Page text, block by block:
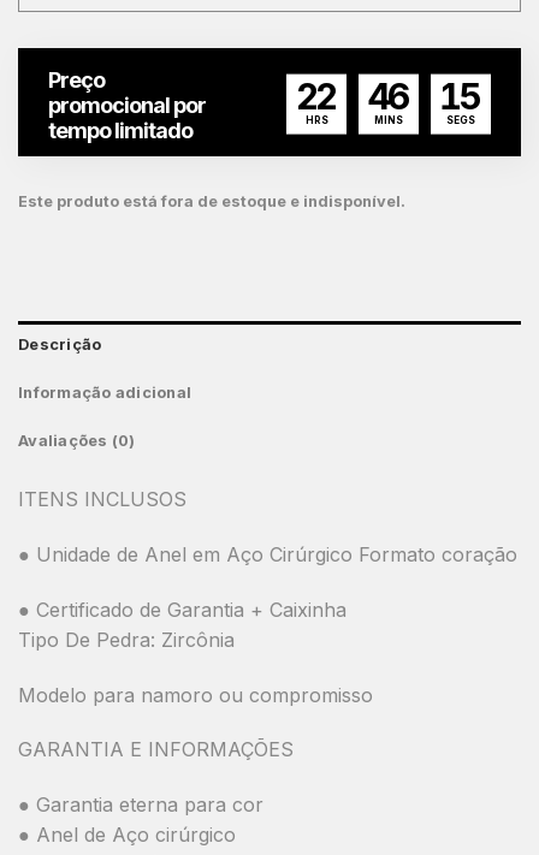
Preço
promocional por
tempo limitado
22
HRS
46
MINS
14
SEGS
Este produto está fora de estoque e indisponível.
Descrição
Informação adicional
Avaliações (0)
ITENS INCLUSOS
● Unidade de Anel em Aço Cirúrgico Formato coração
● Certificado de Garantia + Caixinha
Tipo De Pedra: Zircônia
Modelo para namoro ou compromisso
GARANTIA E INFORMAÇÕES
● Garantia eterna para cor
● Anel de Aço cirúrgico